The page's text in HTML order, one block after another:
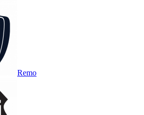
Remo